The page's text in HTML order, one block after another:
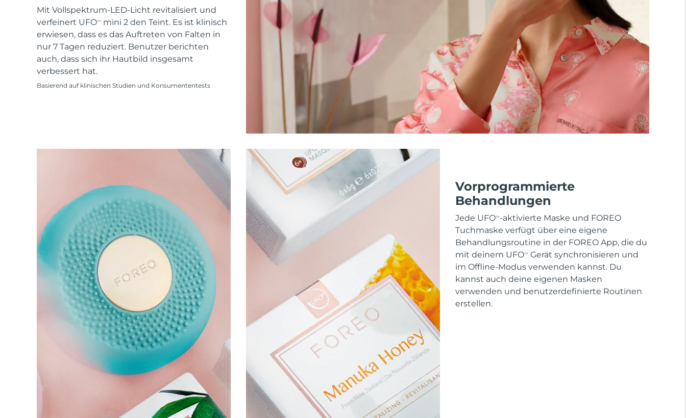
Mit Vollspektrum-LED-Licht revitalisiert und
verfeinert UFOTM
mini 2 den Teint. Es ist klinisch
erwiesen, dass es das Auftreten von Falten in
nur 7 Tagen reduziert. Benutzer berichten
auch, dass sich ihr Hautbild insgesamt
verbessert hat.
Basierend auf klinischen Studien und Konsumententests
Vorprogrammierte
Behandlungen
Jede UFOTM -aktivierte Maske und FOREO
Tuchmaske verfügt über eine eigene
Behandlungsroutine in der FOREO App, die du
mit deinem UFOTM
Gerät synchronisieren und
im Offline-Modus verwenden kannst. Du
kannst auch deine eigenen Masken
verwenden und benutzerdefinierte Routinen
erstellen.
Advanced pore care essentials
Serum
For healthy hair
issa™ Teeth Whitening Gel
18% PAP
Kosmetik Männer
FOREO APP